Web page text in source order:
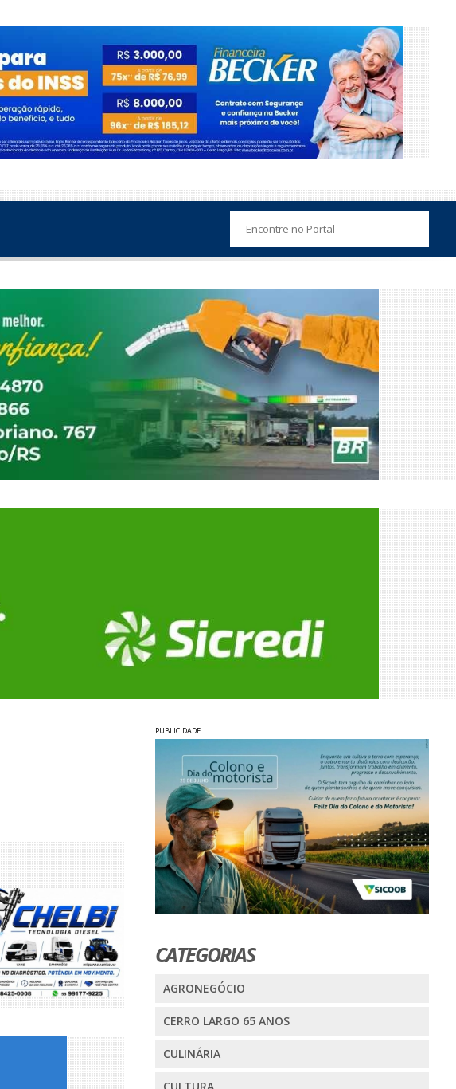
PUBLICIDADE
CATEGORIAS
AGRONEGÓCIO
CERRO LARGO 65 ANOS
CULINÁRIA